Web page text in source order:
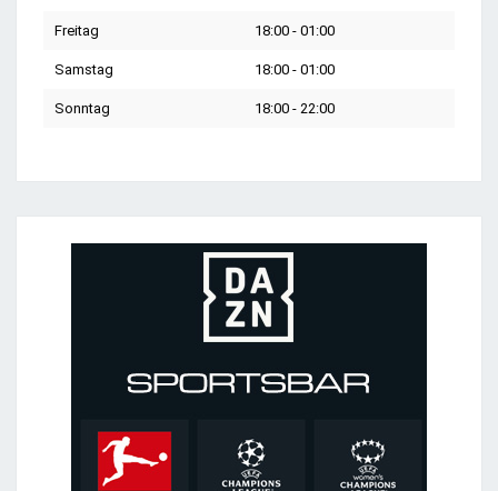
Freitag 18:00 - 01:00
Samstag 18:00 - 01:00
Sonntag 18:00 - 22:00